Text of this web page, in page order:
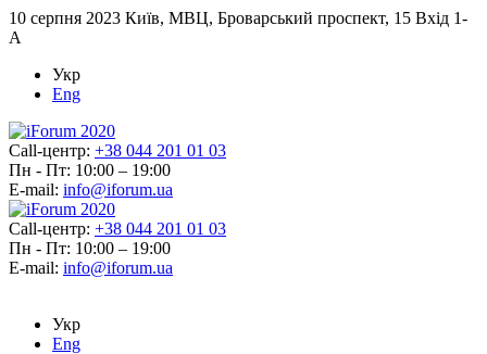
10 серпня 2023 Київ, МВЦ, Броварський проспект, 15 Вхід 1-
А
Укр
Eng
Call-центр: +38 044 201 01 03
Пн - Пт: 10:00 – 19:00
E-mail: info@iforum.ua
Call-центр: +38 044 201 01 03
Пн - Пт: 10:00 – 19:00
E-mail: info@iforum.ua
Укр
Eng